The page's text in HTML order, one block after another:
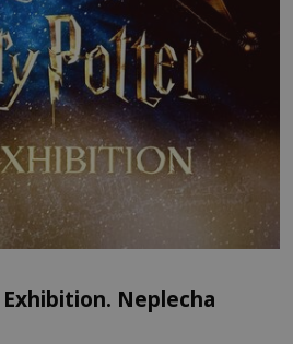
Neplecha